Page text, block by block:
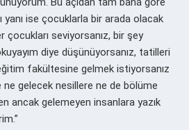
yanı ise çocuklarla bir arada olacak
çocukları seviyorsanız, bir şey
diye düşünüyorsanız, tatilleri
fakültesine gelmek istiyorsanız
gelecek nesillere ne de bölüme
ancak gelemeyen insanlara yazık